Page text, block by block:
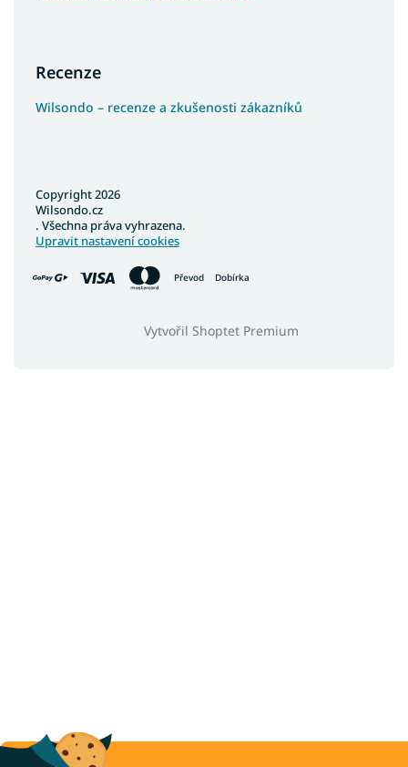
Recenze
Wilsondo – recenze a zkušenosti zákazníků
Převod Dobírka
Vytvořil Shoptet Premium
Copyright 2026
Wilsondo.cz
. Všechna práva vyhrazena.
Upravit nastavení cookies